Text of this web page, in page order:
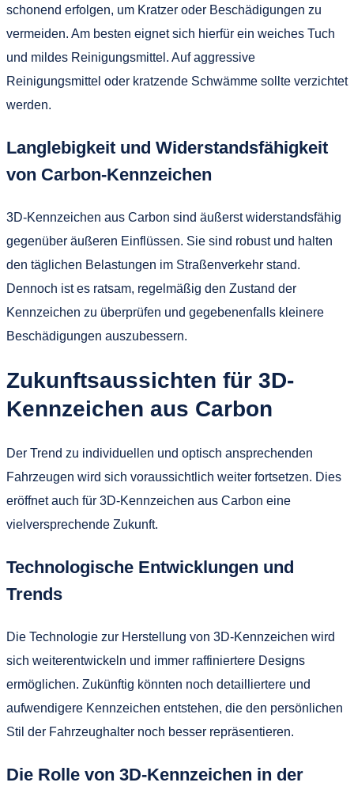
schonend erfolgen, um Kratzer oder Beschädigungen zu
vermeiden. Am besten eignet sich hierfür ein weiches Tuch
und mildes Reinigungsmittel. Auf aggressive
Reinigungsmittel oder kratzende Schwämme sollte verzichtet
werden.
Langlebigkeit und Widerstandsfähigkeit
von Carbon-Kennzeichen
3D-Kennzeichen aus Carbon sind äußerst widerstandsfähig
gegenüber äußeren Einflüssen. Sie sind robust und halten
den täglichen Belastungen im Straßenverkehr stand.
Dennoch ist es ratsam, regelmäßig den Zustand der
Kennzeichen zu überprüfen und gegebenenfalls kleinere
Beschädigungen auszubessern.
Zukunftsaussichten für 3D-
Kennzeichen aus Carbon
Der Trend zu individuellen und optisch ansprechenden
Fahrzeugen wird sich voraussichtlich weiter fortsetzen. Dies
eröffnet auch für 3D-Kennzeichen aus Carbon eine
vielversprechende Zukunft.
Technologische Entwicklungen und
Trends
Die Technologie zur Herstellung von 3D-Kennzeichen wird
sich weiterentwickeln und immer raffiniertere Designs
ermöglichen. Zukünftig könnten noch detailliertere und
aufwendigere Kennzeichen entstehen, die den persönlichen
Stil der Fahrzeughalter noch besser repräsentieren.
Die Rolle von 3D-Kennzeichen in der